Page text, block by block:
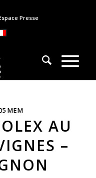
Presse
MEM
AU
–